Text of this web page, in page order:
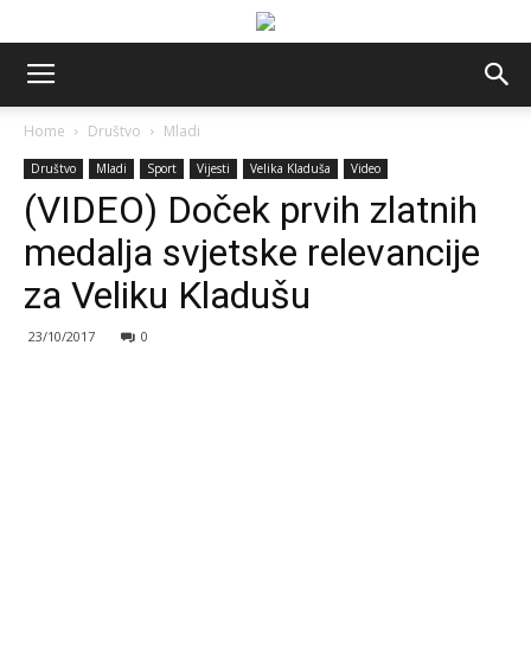
Home Društvo Mladi
Društvo Mladi Sport Vijesti Velika Kladuša Video
(VIDEO) Doček prvih zlatnih
medalja svjetske relevancije
za Veliku Kladušu
23/10/2017 0